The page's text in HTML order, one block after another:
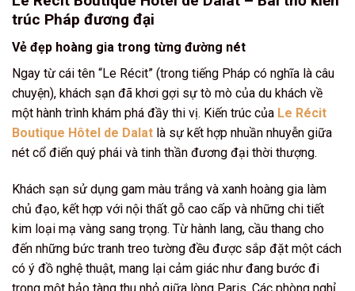
trúc Pháp đương đại
Vẻ đẹp hoàng gia trong từng đường nét
Ngay từ cái tên “Le Récit” (trong tiếng Pháp có nghĩa là câu
chuyện), khách sạn đã khơi gợi sự tò mò của du khách về
một hành trình khám phá đầy thi vị. Kiến trúc của Le Récit
Boutique Hôtel de Dalat là sự kết hợp nhuần nhuyễn giữa
nét cổ điển quý phái và tinh thần đương đại thời thượng.
Khách sạn sử dụng gam màu trắng và xanh hoàng gia làm
chủ đạo, kết hợp với nội thất gỗ cao cấp và những chi tiết
kim loại mạ vàng sang trọng. Từ hành lang, cầu thang cho
đến những bức tranh treo tường đều được sắp đặt một cách
có ý đồ nghệ thuật, mang lại cảm giác như đang bước đi